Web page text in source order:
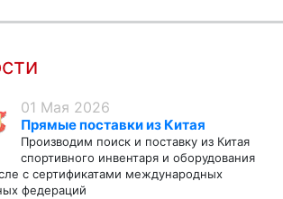
01 Мая 2026
Прямые поставки из Китая
Производим поиск и поставку из Китая
спортивного инвентаря и оборудования
с сертификатами международных
федераций